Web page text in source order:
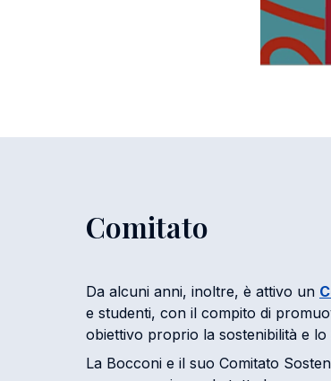
Comitato
Da alcuni anni, inoltre, è attivo un
e studenti, con il compito di
obiettivo proprio la sostenibilità e lo
La Bocconi e il suo Comitato